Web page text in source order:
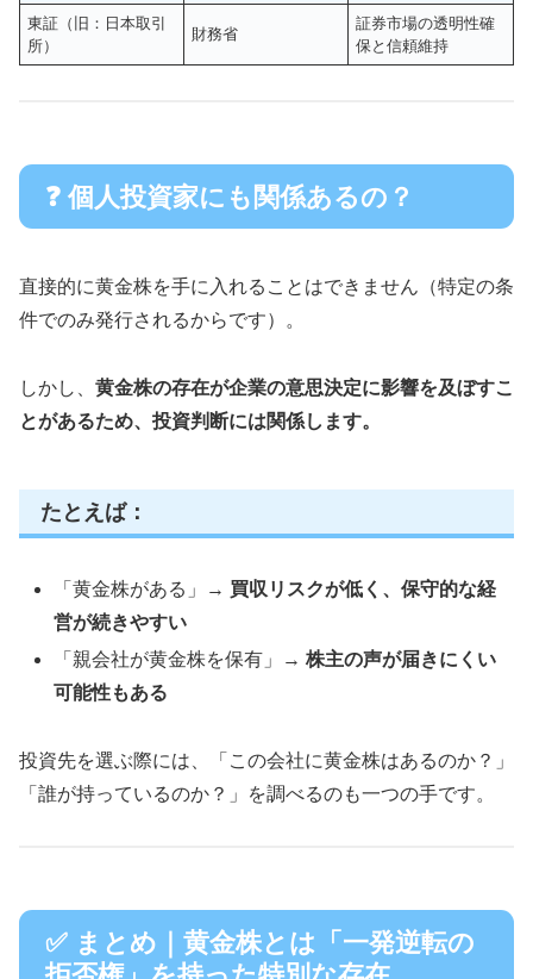
東証（旧：日本取引
所）
財務省
証券市場の透明性確
保と信頼維持
❓ 個人投資家にも関係あるの？
直接的に黄金株を手に入れることはできません（特定の条
件でのみ発行されるからです）。
しかし、 黄金株の存在が企業の意思決定に影響を及ぼすこ
とがあるため、投資判断には関係します。
たとえば：
「黄金株がある」→ 買収リスクが低く、保守的な経
営が続きやすい
「親会社が黄金株を保有」→株主の声が届きにくい
可能性もある
投資先を選ぶ際には、「この会社に黄金株はあるのか？」
「誰が持っているのか？」を調べるのも一つの手です。
✅ まとめ｜黄金株とは「一発逆転の